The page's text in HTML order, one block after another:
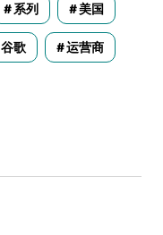
系列 美国
谷歌 运营商